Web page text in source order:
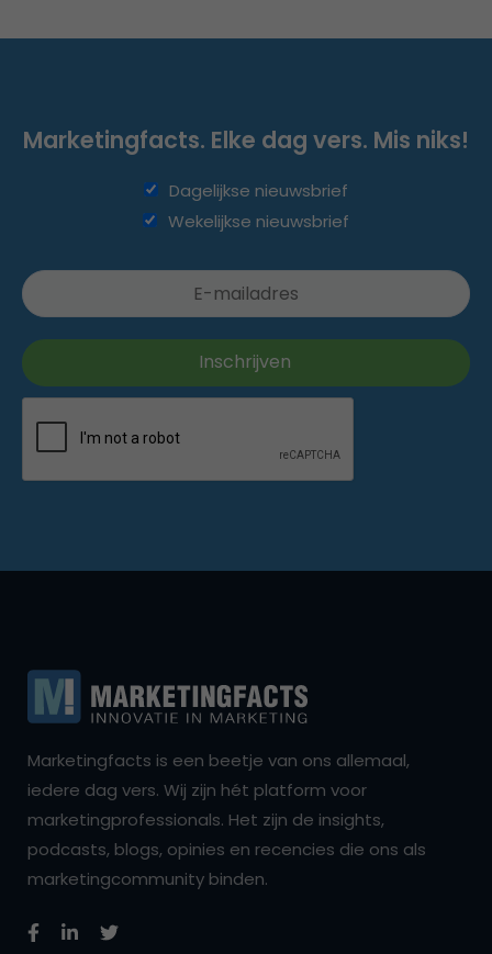
Marketingfacts. Elke dag vers. Mis niks!
Dagelijkse nieuwsbrief
Wekelijkse nieuwsbrief
Marketingfacts is een beetje van ons allemaal,
iedere dag vers. Wij zijn hét platform voor
marketingprofessionals. Het zijn de insights,
podcasts, blogs, opinies en recencies die ons als
marketingcommunity binden.